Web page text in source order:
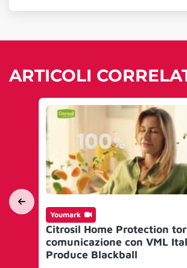
ARTICOLI
Youmark
Citrosil Home Protection
comunicazione con VML
Produce Blackball